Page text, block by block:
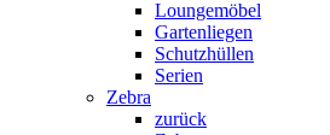
Loungemöbel
Gartenliegen
Schutzhüllen
Serien
Zebra
zurück